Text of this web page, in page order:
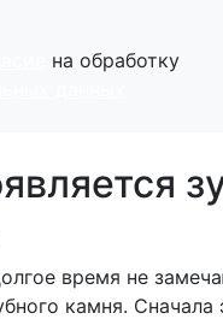
на обработку
время не
камня. Сначала